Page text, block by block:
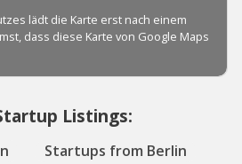
Listings:
Startups from Berlin